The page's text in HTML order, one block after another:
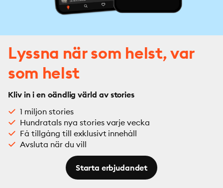
Lyssna när som helst, var
som helst
Kliv in i en oändlig värld av stories
1 miljon stories
Hundratals nya stories varje vecka
Få tillgång till exklusivt innehåll
Avsluta när du vill
Starta erbjudandet